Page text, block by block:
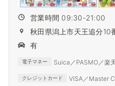
営業時間 09:30-21:00
秋田県潟上市天王追分10
有
電子マネー Suica／PASMO／楽
クレジットカード VISA／Master